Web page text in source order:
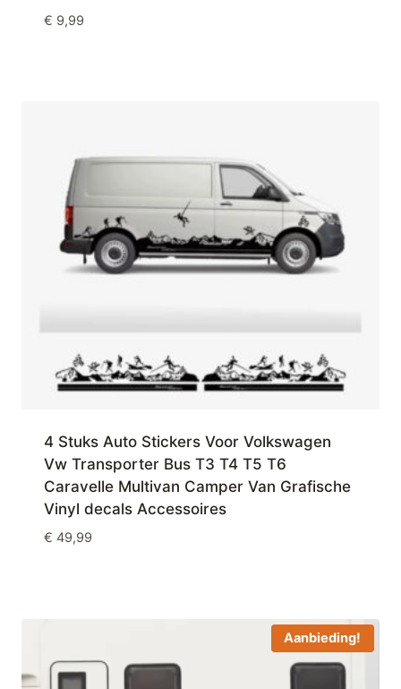
€ 9,99
4 Stuks Auto Stickers Voor Volkswagen
Vw Transporter Bus T3 T4 T5 T6
Caravelle Multivan Camper Van Grafische
Vinyl decals Accessoires
€ 49,99
Aanbieding!